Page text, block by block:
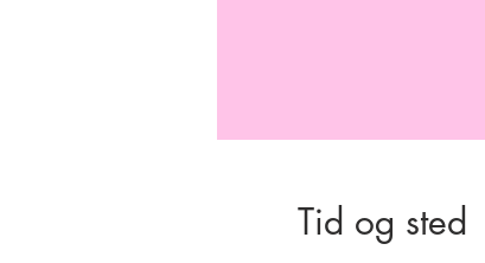
Tid og sted